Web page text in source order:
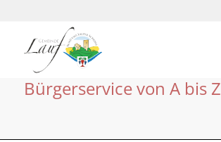
Bürgerservice von A bis Z